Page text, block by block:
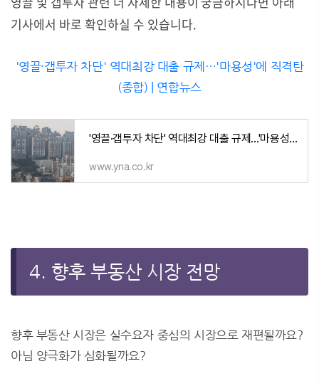
기사에서 바로 확인하실 수 있습니다.
'영끌·갭투자 차단' 역대최강 대출 규제…'마용성'에 직격탄
(종합) | 연합뉴스
'영끌·갭투자 차단' 역대최강 대출 규제…'마용성'에 직격탄(종합) | 연합뉴스
www.yna.co.kr
4. 향후 부동산 시장 전망
향후 부동산 시장은 실수요자 중심의 시장으로 재편될까요?
아님 양극화가 심화될까요?